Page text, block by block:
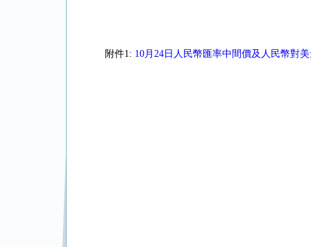
附件1: 10月24日人民幣匯率中間價及人民幣對